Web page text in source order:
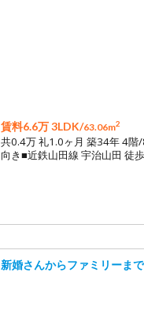
賃料6.6万 3LDK/63.06m2
共0.4万 礼1.0ヶ月 築34年 4階
向き■近鉄山田線 宇治山田 徒
新婚さんからファミリーま